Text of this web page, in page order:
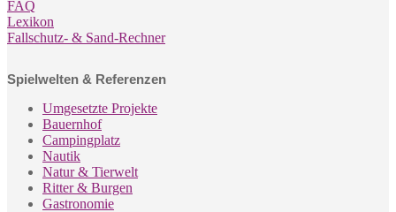
FAQ
Lexikon
Fallschutz- & Sand-Rechner
Spielwelten & Referenzen
Umgesetzte Projekte
Bauernhof
Campingplatz
Nautik
Natur & Tierwelt
Ritter & Burgen
Gastronomie